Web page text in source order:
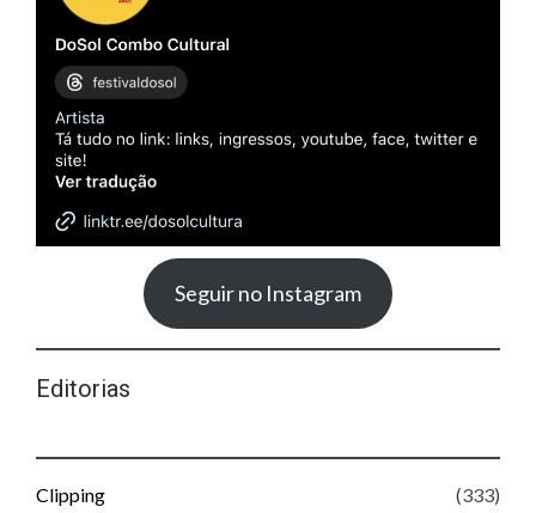
Seguir no Instagram
Editorias
Clipping (333)